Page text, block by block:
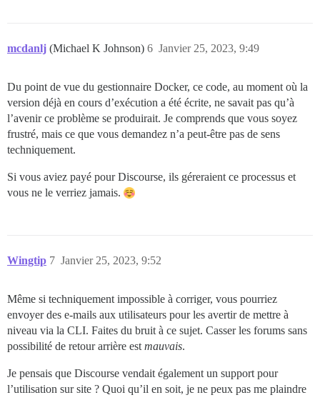
mcdanlj (Michael K Johnson) Janvier 25, 2023, 9:49
6
Du point de vue du gestionnaire Docker, ce code, au moment où la
version déjà en cours d’exécution a été écrite, ne savait pas qu’à
l’avenir ce problème se produirait. Je comprends que vous soyez
frustré, mais ce que vous demandez n’a peut-être pas de sens
techniquement.
Si vous aviez payé pour Discourse, ils géreraient ce processus et
vous ne le verriez jamais.
Wingtip Janvier 25, 2023, 9:52
7
Même si techniquement impossible à corriger, vous pourriez
envoyer des e-mails aux utilisateurs pour les avertir de mettre à
niveau via la CLI. Faites du bruit à ce sujet. Casser les forums sans
possibilité de retour arrière est mauvais.
Je pensais que Discourse vendait également un support pour
l’utilisation sur site ? Quoi qu’il en soit, je ne peux pas me plaindre